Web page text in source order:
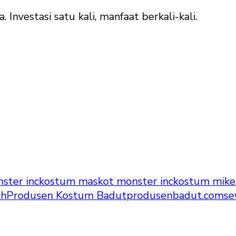
Investasi satu kali, manfaat berkali-kali.
inckostum maskot monster inckostum
Produsen Kostum Badutprodusenbadut.com